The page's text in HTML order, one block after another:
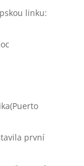
linku:
první